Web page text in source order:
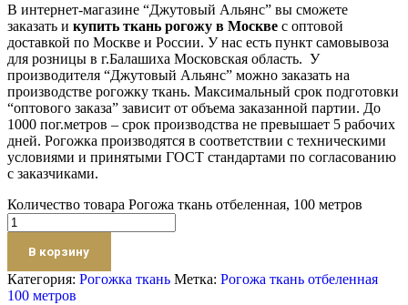
В интернет-магазине “Джутовый Альянс” вы сможете
заказать и купить ткань рогожу в Москве с оптовой
доставкой по Москве и России. У нас есть пункт самовывоза
для розницы в г.Балашиха Московская область. У
производителя “Джутовый Альянс” можно заказать на
производстве рогожку ткань. Максимальный срок подготовки
“оптового заказа” зависит от объема заказанной партии. До
1000 пог.метров – срок производства не превышает 5 рабочих
дней. Рогожка производятся в соответствии с техническими
условиями и принятыми ГОСТ стандартами по согласованию
с заказчиками.
Количество товара Рогожа ткань отбеленная, 100 метров
В корзину
Категория: Рогожка ткань Метка: Рогожа ткань отбеленная
100 метров